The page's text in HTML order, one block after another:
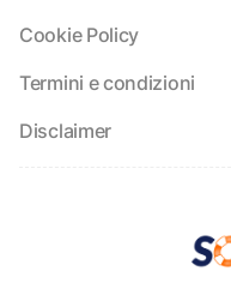
Cookie Policy
Termini e condizioni
Disclaimer